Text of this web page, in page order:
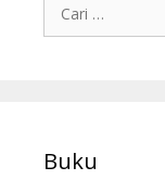
Buku